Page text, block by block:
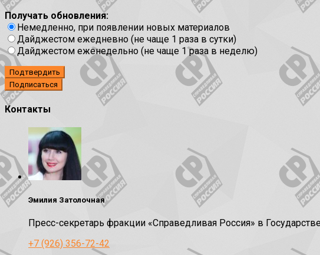
Получать обновления:
Немедленно, при появлении новых материалов
Дайджестом ежедневно (не чаще 1 раза в сутки)
Дайджестом еженедельно (не чаще 1 раза в неделю)
Подтвердить
Контакты
Эмилия Затолочная
Пресс-секретарь фракции «Справедливая Россия» в
+7 (926) 356-72-42